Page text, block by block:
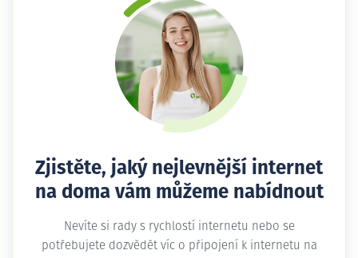
Zjistěte, jaký nejlevnější internet
na doma vám můžeme nabídnout
Nevíte si rady s rychlostí internetu nebo se
potřebujete dozvědět víc o připojení k internetu na